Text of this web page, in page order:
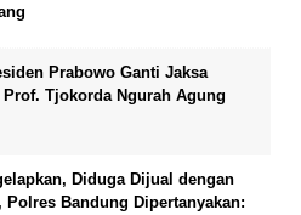
Prabowo Ganti Jaksa
Tjokorda Ngurah Agung
Diduga Dijual dengan
Polres Bandung Dipertanyakan: